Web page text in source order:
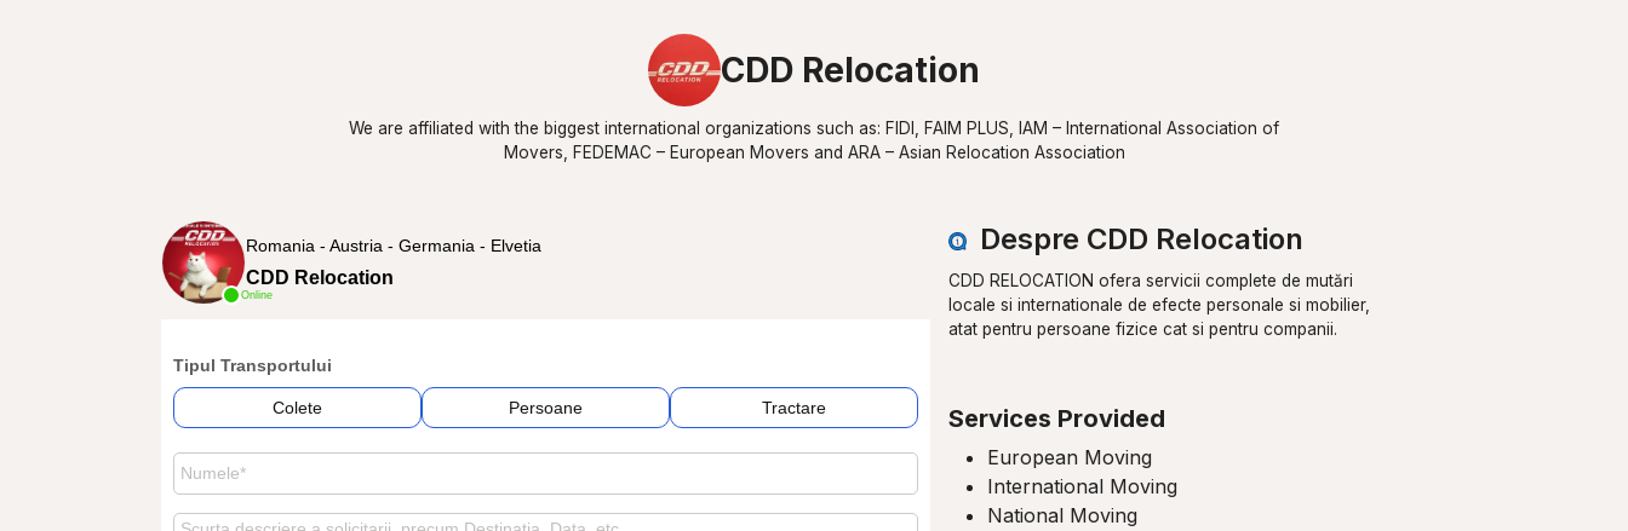
CDD Relocation
We are affiliated with the biggest international organizations such as: FIDI, FAIM PLUS, IAM – International Association of
Movers, FEDEMAC – European Movers and ARA – Asian Relocation Association
Online
Romania - Austria - Germania - Elvetia
CDD Relocation
Tipul Transportului
Colete Persoane Tractare
Despre CDD Relocation
CDD RELOCATION ofera servicii complete de mutări
locale si internationale de efecte personale si mobilier,
atat pentru persoane fizice cat si pentru companii.
Services Provided
European Moving
International Moving
National Moving